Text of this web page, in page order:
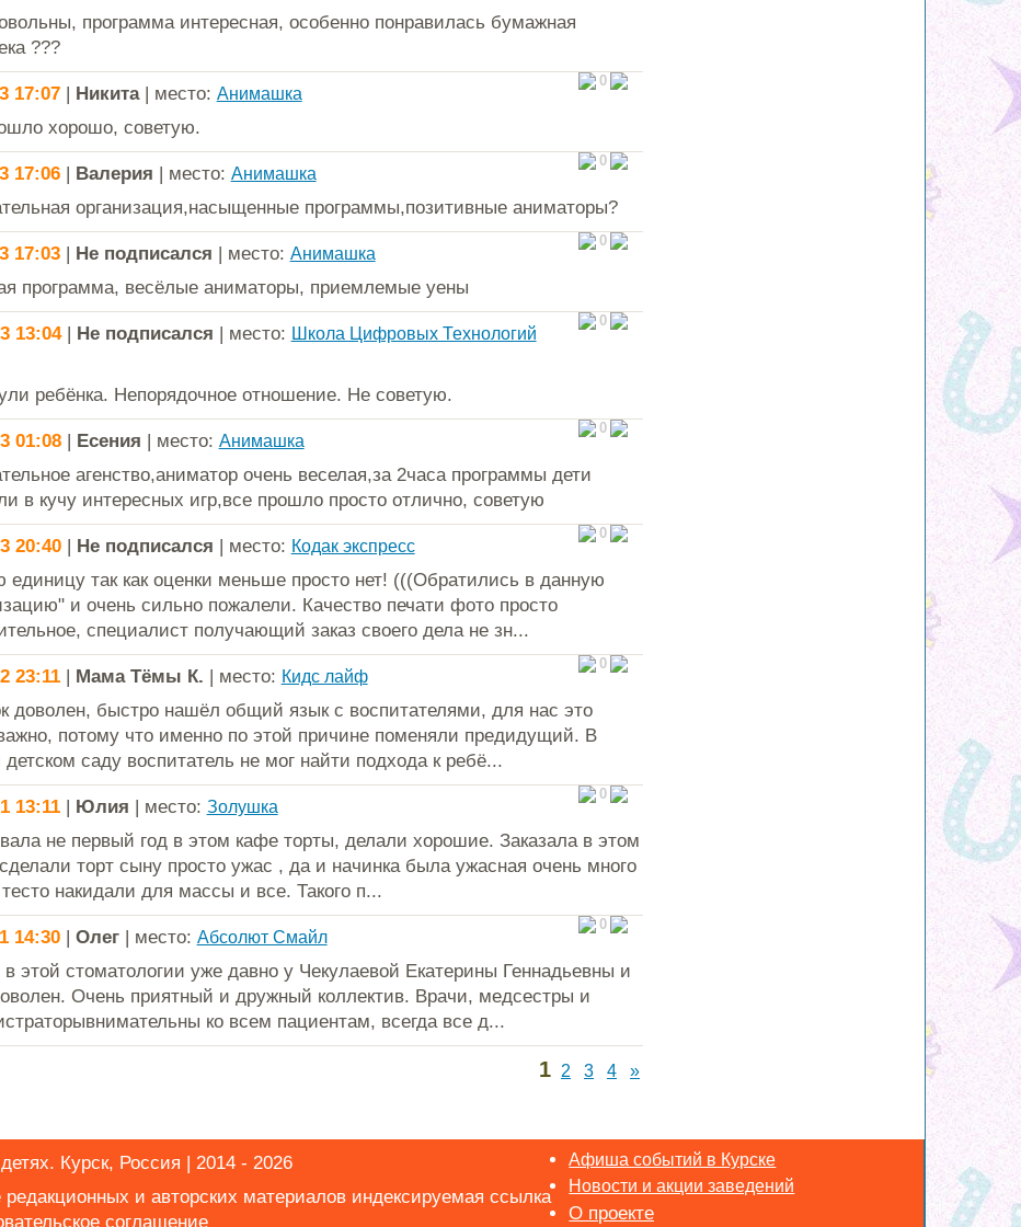
программа интересная, особенно понравилась бумажная
???
0
17:07| Никита| место: Анимашка
хорошо, советую.
0
17:06| Валерия | место: Анимашка
организация,насыщенные программы,позитивные аниматоры?
0
17:03| Не подписался | место: Анимашка
программа, весёлые аниматоры, приемлемые уены
0
13:04| Не подписался | место: Школа Цифровых Технологий
ребёнка. Непорядочное отношение. Не советую.
0
01:08| Есения | место: Анимашка
агенство,аниматор очень веселая,за 2часа программы дети
в кучу интересных игр,все прошло просто отлично, советую
0
20:40| Не подписался | место: Кодак экспресс
единицу так как оценки меньше просто нет! (((Обратились в данную
и очень сильно пожалели. Качество печати фото просто
специалист получающий заказ своего дела не зн...
0
23:11| Мама Тёмы К. | место: Кидс лайф
доволен, быстро нашёл общий язык с воспитателями, для нас это
потому что именно по этой причине поменяли предидущий. В
детском саду воспитатель не мог найти подхода к ребё...
0
13:11| Юлия | место: Золушка
не первый год в этом кафе торты, делали хорошие. Заказала в этом
торт сыну просто ужас , да и начинка была ужасная очень много
накидали для массы и все. Такого п...
0
14:30| Олег| место: Абсолют Смайл
в этой стоматологии уже давно у Чекулаевой Екатерины Геннадьевны и
Очень приятный и дружный коллектив. Врачи, медсестры и
ко всем пациентам, всегда все д...
1 2 3 4 »
Курск, Россия | 2014 - 2026
и авторских материалов индексируемая ссылка
Афиша событий в Курске
Новости и акции заведений